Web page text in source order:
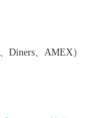
は「全国さくら
るなど、さくら
ターに起用し
Diners、AMEX）